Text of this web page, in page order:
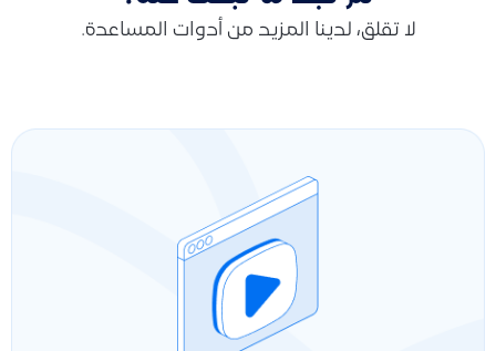
لا تقلق، لدينا المزيد من أدوات المساعدة.